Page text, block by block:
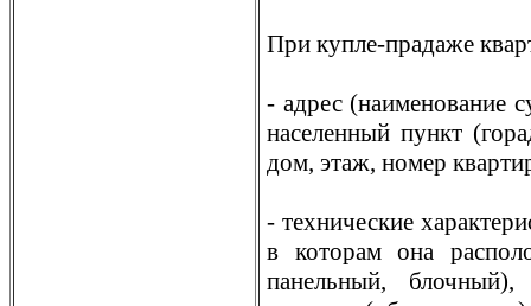
При купле-прадаже
- адрес (наименование
населенный пункт
дом, этаж, номер
- технические
в которам она
панельный, блочный),